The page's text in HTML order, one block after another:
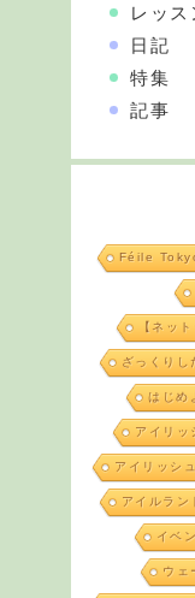
レッス
日記
特集
記事
Féile
【ネッ
ざっくりし
はじめ
アイリッ
アイリッシ
アイルラン
イベ
ウェ